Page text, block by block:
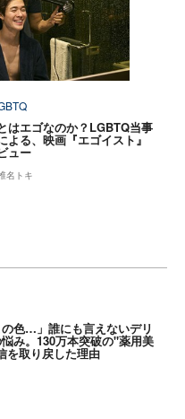
はエゴなのか？LGBTQ当事
よる、映画『エゴイスト』
ュー
名トキ
の色…」誰にも言えないデリ
み。130万本突破の"薬用美
を取り戻した理由